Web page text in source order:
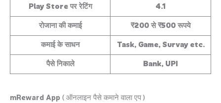
Play Store पर रेटिंग 4.1
रोजाना की कमाई ₹200 से ₹500 रूपये
कमाई के साधन Task, Game, Survay etc.
पैसे निकाले Bank, UPI
mReward App ( ऑनलाइन पैसे कमाने वाला एप )